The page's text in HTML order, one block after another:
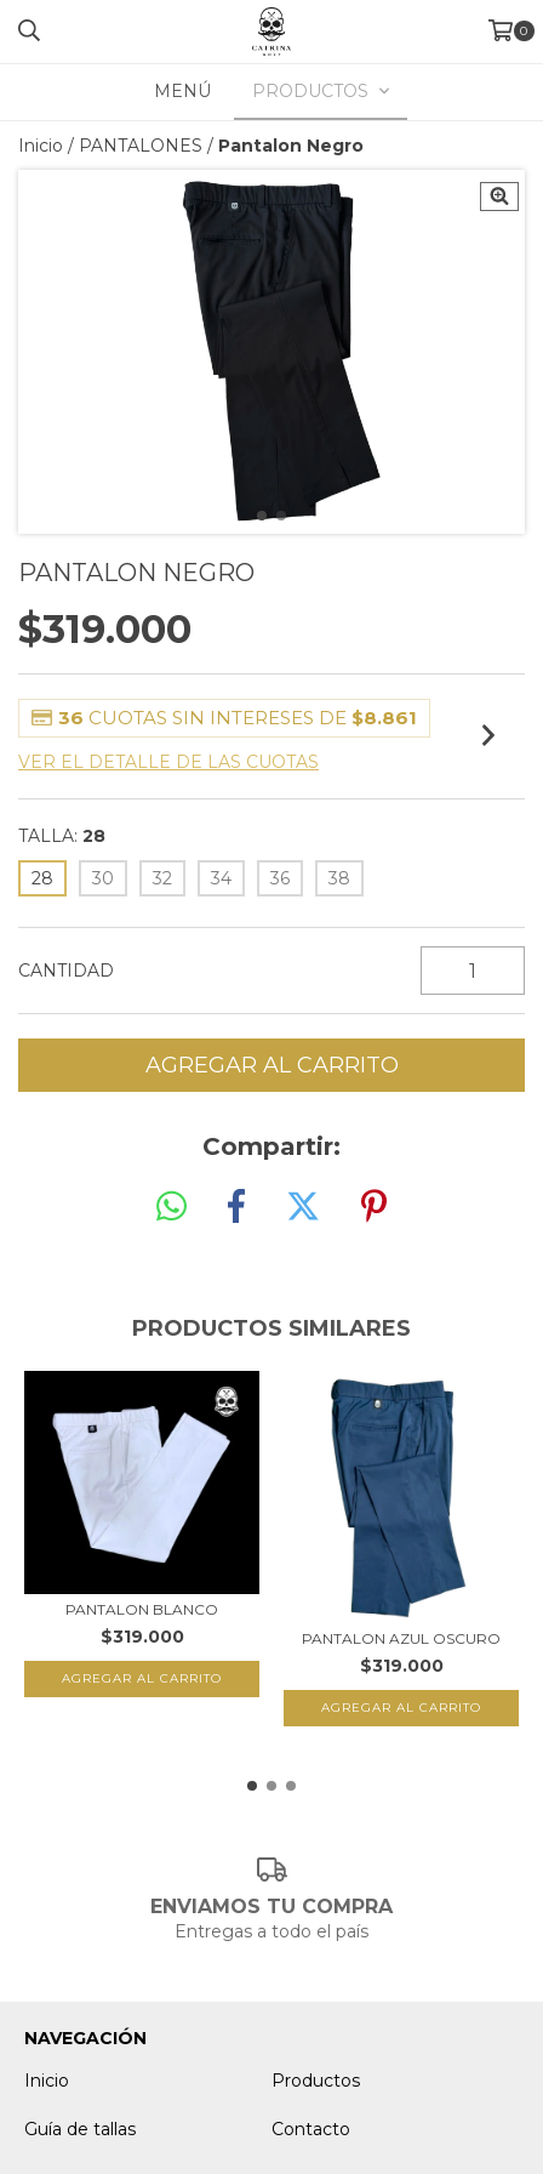
0
MENÚ PRODUCTOS
Inicio / PANTALONES / Pantalon Negro
PANTALON NEGRO
$319.000
36 CUOTAS SIN INTERESES DE $8.861
VER EL DETALLE DE LAS CUOTAS
TALLA: 28
28
30 32 34 36 38
CANTIDAD
Compartir:
PRODUCTOS SIMILARES
PANTALON BLANCO
$319.000
AGREGAR AL CARRITO
PANTALON AZUL OSCURO
$319.000
AGREGAR AL CARRITO
ENVIAMOS TU COMPRA
Entregas a todo el país
NAVEGACIÓN
Inicio
Productos
Guía de tallas Contacto